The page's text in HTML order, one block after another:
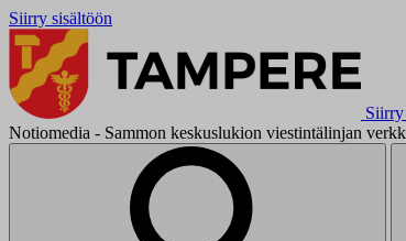
Siirry sisältöön
Notiomedia - Sammon keskuslukion viestintälinjan